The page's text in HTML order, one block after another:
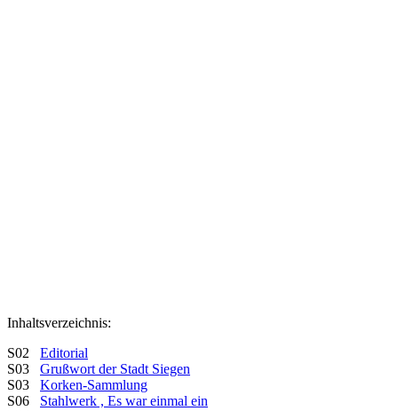
Inhaltsverzeichnis:
S02 Editorial
S03 Grußwort der Stadt Siegen
S03 Korken-Sammlung
S06 Stahlwerk , Es war einmal ein